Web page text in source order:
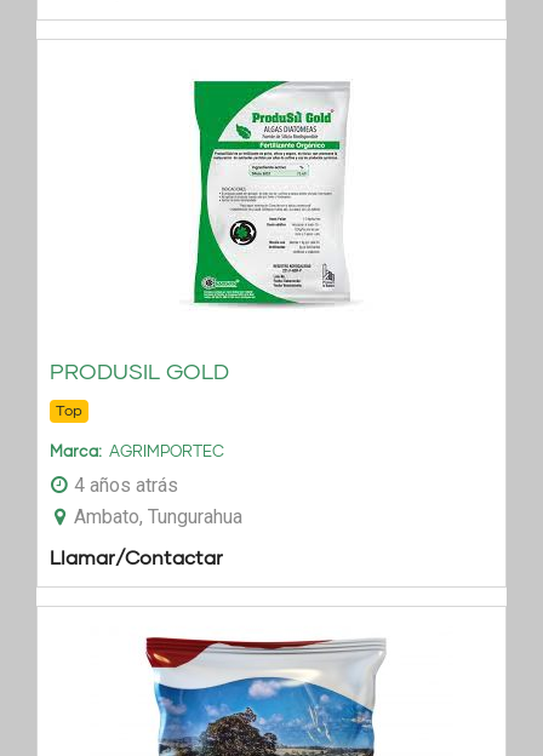
PRODUSIL GOLD
Top
Marca AGRIMPORTEC
4 años atrás
Ambato, Tungurahua
Llamar/Contactar